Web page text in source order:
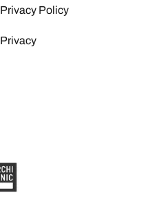
Privacy Policy
Privacy